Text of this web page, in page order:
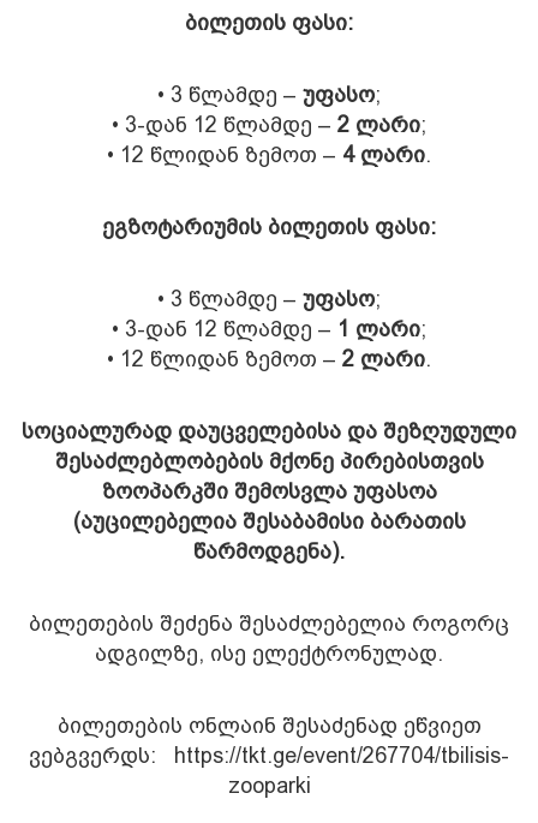
ბილეთის ფასი:
• 3 წლამდე – უფასო;
• 3-დან 12 წლამდე – 2 ლარი;
• 12 წლიდან ზემოთ – 4 ლარი.
ეგზოტარიუმის ბილეთის ფასი:
• 3 წლამდე – უფასო;
• 3-დან 12 წლამდე – 1 ლარი;
• 12 წლიდან ზემოთ – 2 ლარი.
სოციალურად დაუცველებისა და შეზღუდული
შესაძლებლობების მქონე პირებისთვის
ზოოპარკში შემოსვლა უფასოა
(აუცილებელია შესაბამისი ბარათის
წარმოდგენა).
ბილეთების შეძენა შესაძლებელია როგორც
ადგილზე, ისე ელექტრონულად.
ბილეთების ონლაინ შესაძენად ეწვიეთ
ვებგვერდს: https://tkt.ge/event/267704/tbilisis-
zooparki